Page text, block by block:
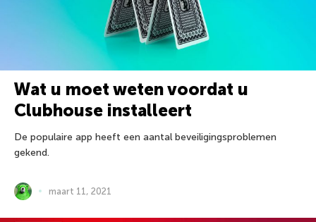
Wat u moet weten voordat u
Clubhouse installeert
De populaire app heeft een aantal beveiligingsproblemen
gekend.
maart 11, 2021